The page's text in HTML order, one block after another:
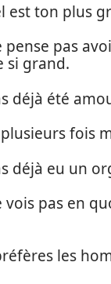
est ton plus
pense pas
si grand.
déjà été
fois
déjà eu un
vois pas en
les